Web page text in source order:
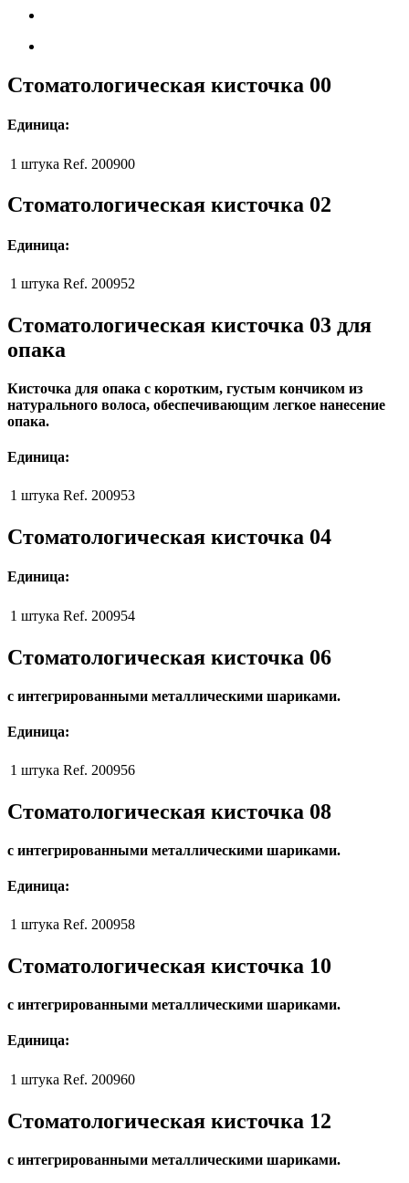
Стоматологическая кисточка 00
Единица:
1 штука Ref. 200900
Стоматологическая кисточка 02
Единица:
1 штука Ref. 200952
Стоматологическая кисточка 03 для
опака
Кисточка для опака с коротким, густым кончиком из
натурального волоса, обеспечивающим легкое нанесение
опака.
Единица:
1 штука Ref. 200953
Стоматологическая кисточка 04
Единица:
1 штука Ref. 200954
Стоматологическая кисточка 06
с интегрированными металлическими шариками.
Единица:
1 штука Ref. 200956
Стоматологическая кисточка 08
с интегрированными металлическими шариками.
Единица:
1 штука Ref. 200958
Стоматологическая кисточка 10
с интегрированными металлическими шариками.
Единица:
1 штука Ref. 200960
Стоматологическая кисточка 12
с интегрированными металлическими шариками.